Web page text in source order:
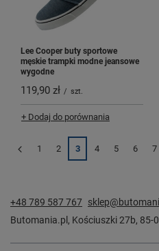
Lee Cooper buty sportowe
męskie trampki modne jeansowe
wygodne
119,90 zł / szt.
+ Dodaj do porównania
1 2 3 4 5 6 7
+48 789 587 767
Butomania.pl , Kościuszki 27b, 85-